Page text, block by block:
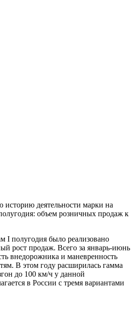
деятельности марки на
объем розничных продаж к
I полугодия было реализовано
рост продаж. Всего за январь-июнь
внедорожника и маневренность
В этом году расширилась гамма
до 100 км/ч у данной
в России с тремя вариантами